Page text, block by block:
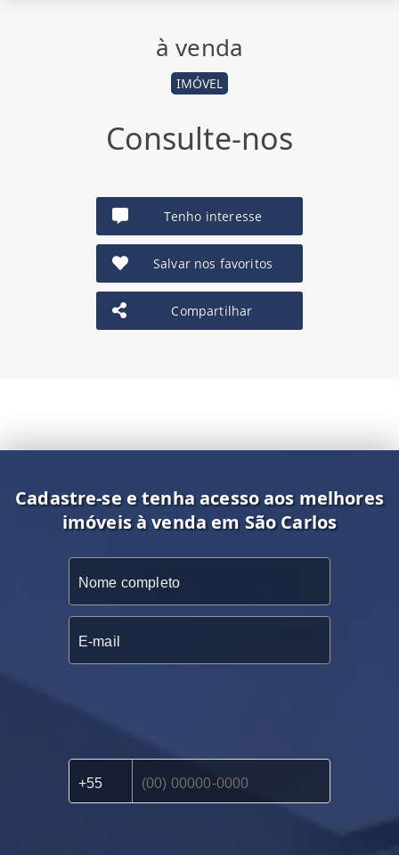
à venda
IMÓVEL
Consulte-nos
Tenho interesse
Salvar nos favoritos
Compartilhar
Cadastre-se e tenha acesso aos melhores
imóveis à venda em São Carlos